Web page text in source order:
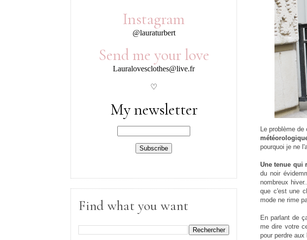
Le problème
pourquoi je ne
Une tenue qui
du noir
nombreux
que c'est une
mode ne rime
En parlant de
me dire votre
pour perdre
Instagram
@lauraturbert
Send me your love
Lauralovesclothes@live.fr
♡
My newsletter
Find what you want